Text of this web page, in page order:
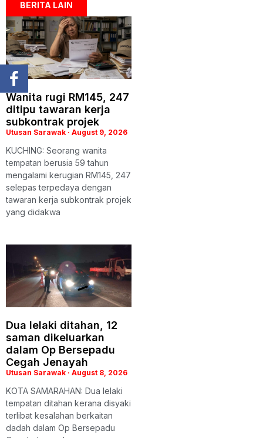
BERITA LAIN
Wanita rugi RM145, 247
ditipu tawaran kerja
subkontrak projek
Utusan Sarawak August 9, 2026
KUCHING: Seorang wanita
tempatan berusia 59 tahun
mengalami kerugian RM145, 247
selepas terpedaya dengan
tawaran kerja subkontrak projek
yang didakwa
Dua lelaki ditahan, 12
saman dikeluarkan
dalam Op Bersepadu
Cegah Jenayah
Utusan Sarawak August 8, 2026
KOTA SAMARAHAN: Dua lelaki
tempatan ditahan kerana disyaki
terlibat kesalahan berkaitan
dadah dalam Op Bersepadu